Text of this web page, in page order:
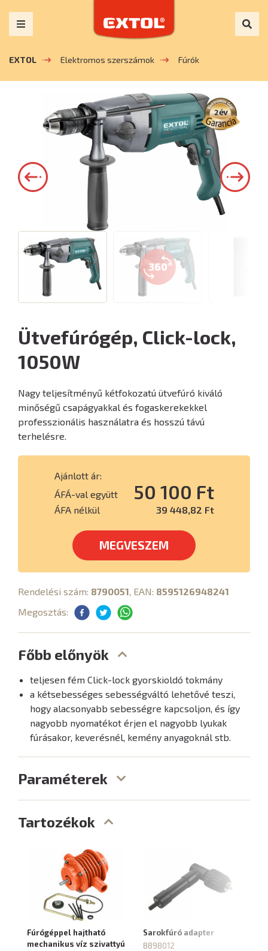
EXTOL Elektromos szerszámok Fúrók
360°
Ütvefúrógép, Click-lock,
1050W
Nagy teljesítményű kétfokozatú ütvefúró kiváló
minőségű csapágyakkal és fogaskerekekkel
professzionális használatra és hosszú távú
terhelésre.
Ajánlott ár:
ÁFÁ-val együtt
50 100 Ft
ÁFA nélkül 39 448,82 Ft
MEGVESZEM
Rendelési szám: 8790051, EAN: 8595126948241
Megosztás:
Főbb előnyök
teljesen fém Click-lock gyorskioldó tokmány
a kétsebességes sebességváltó lehetővé teszi,
hogy alacsonyabb sebességre kapcsoljon, és így
nagyobb nyomatékot érjen el nagyobb lyukak
fúrásakor, keverésnél, kemény anyagoknál stb.
Paraméterek
Tartozékok
Fúrógéppel hajtható
mechanikus víz szivattyú
Sarokfúró adapter
8898012